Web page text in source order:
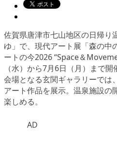
佐賀県唐津市七山地区の日帰り
ゆ」で、現代アート展「森の
ートの今2026 “Space＆
（水）から7月6日（月）まで開
会場となる玄関ギャラリーでは
アート作品を展示。温泉施設の
楽しめる。
AD